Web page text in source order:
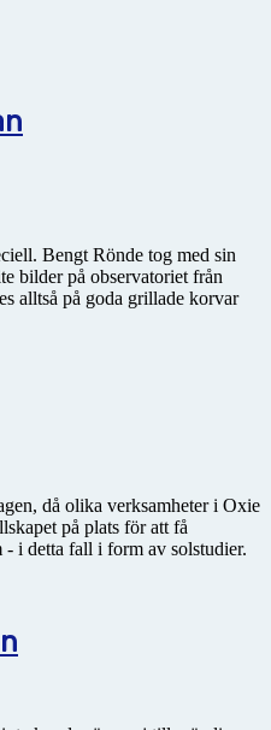
Bengt Rönde tog med sin
bilder på observatoriet från
alltså på goda grillade korvar
då olika verksamheter i Oxie
på plats för att få
i detta fall i form av solstudier.